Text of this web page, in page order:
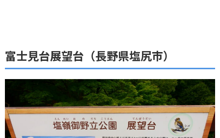
富士見台展望台（長野県塩尻市）